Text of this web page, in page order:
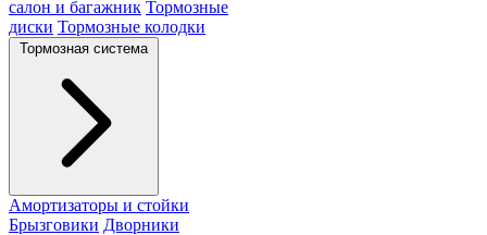
салон и багажник Тормозные
диски Тормозные колодки
Тормозная система
Амортизаторы и стойки
Брызговики Дворники